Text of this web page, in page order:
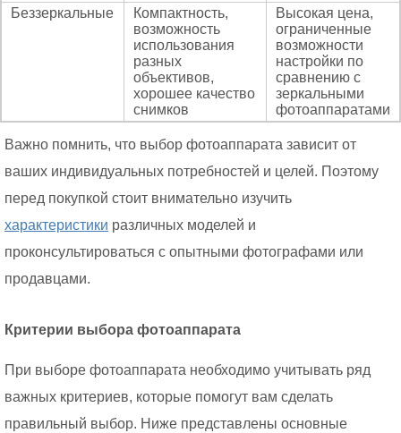
Беззеркальные
Компактность,
возможность
использования
разных
объективов,
хорошее качество
снимков
Высокая цена,
ограниченные
возможности
настройки по
сравнению с
зеркальными
фотоаппаратами
Важно помнить, что выбор фотоаппарата зависит от
ваших индивидуальных потребностей и целей. Поэтому
перед покупкой стоит внимательно изучить
характеристики различных моделей и
проконсультироваться с опытными фотографами или
продавцами.
Критерии выбора фотоаппарата
При выборе фотоаппарата необходимо учитывать ряд
важных критериев, которые помогут вам сделать
правильный выбор. Ниже представлены основные